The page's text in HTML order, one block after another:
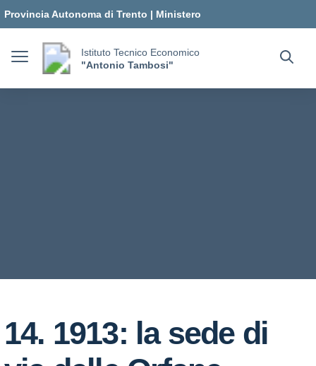
Provincia Autonoma di Trento | Ministero
dell'Istruzione e del Merito
Istituto Tecnico Economico
"Antonio Tambosi"
14. 1913: la sede di